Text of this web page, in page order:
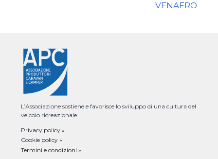
VENAFRO
L’Associazione sostiene e favorisce lo sviluppo di una cultura del
veicolo ricreazionale
Privacy policy »
Cookie policy »
Termini e condizioni »